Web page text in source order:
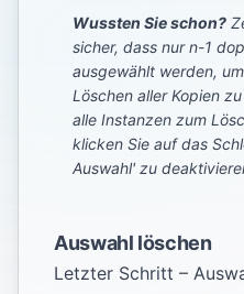
Wussten Sie schon?
sicher, dass nur n-1
ausgewählt werden,
Löschen aller Kopien
alle Instanzen zum
klicken Sie auf das
Auswahl' zu
Auswahl löschen
Letzter Schritt –